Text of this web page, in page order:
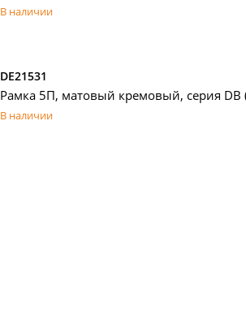
В наличии
DE21531
Рамка 5П, матовый кремовый, серия DB
В наличии